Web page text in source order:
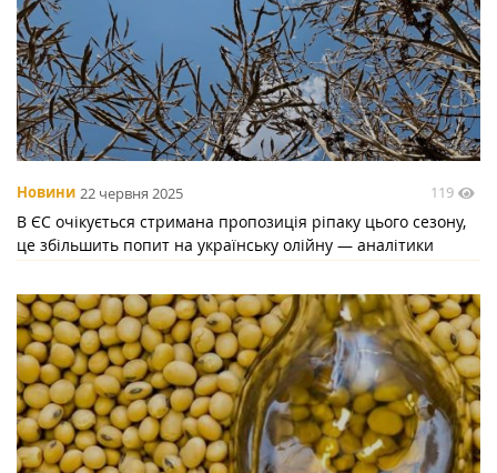
Новини 22 червня 2025 119
В ЄС очікується стримана пропозиція ріпаку цього сезону,
це збільшить попит на українську олійну — аналітики